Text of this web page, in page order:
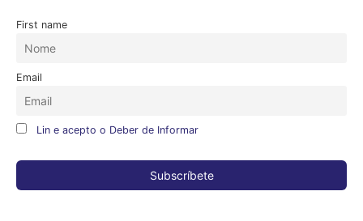
First name
Email
Lin e acepto o Deber de Informar